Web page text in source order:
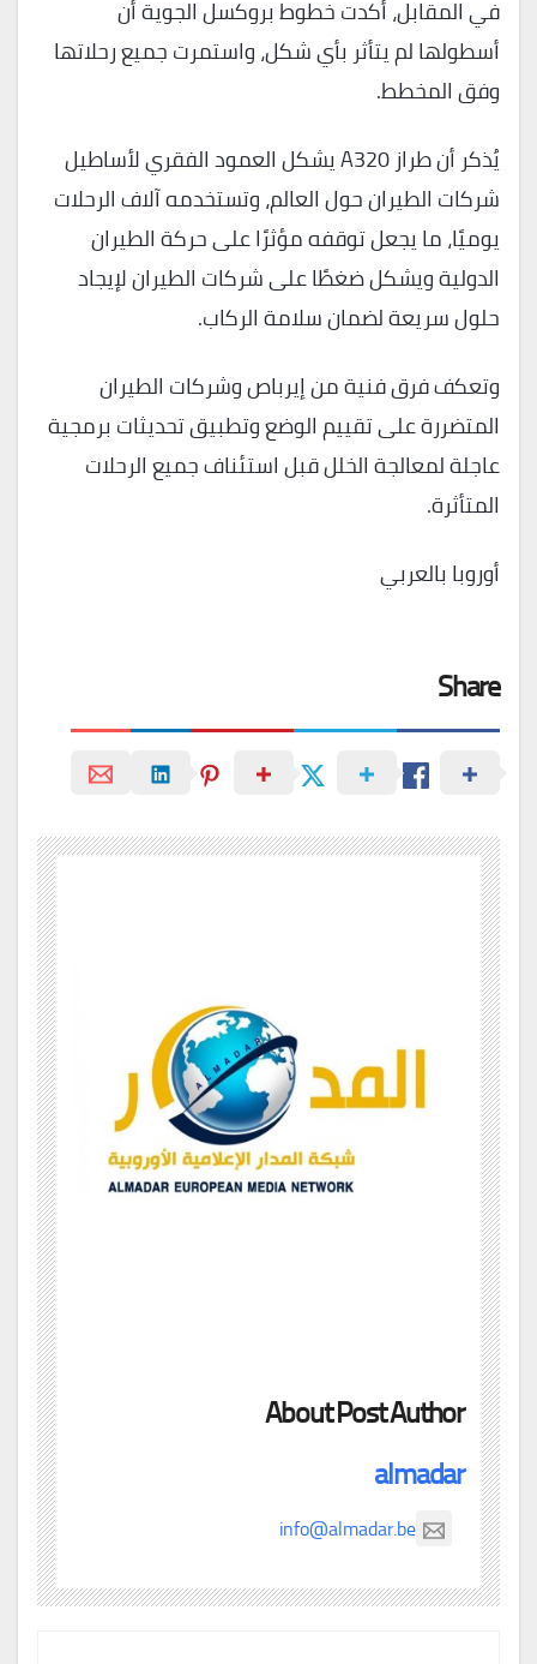
في المقابل، أكدت خطوط بروكسل الجوية أن
أسطولها لم يتأثر بأي شكل، واستمرت جميع رحلاتها
وفق المخطط.
يُذكر أن طراز A320 يشكل العمود الفقري لأساطيل
شركات الطيران حول العالم، وتستخدمه آلاف الرحلات
يوميًا، ما يجعل توقفه مؤثرًا على حركة الطيران
الدولية ويشكل ضغطًا على شركات الطيران لإيجاد
حلول سريعة لضمان سلامة الركاب.
وتعكف فرق فنية من إيرباص وشركات الطيران
المتضررة على تقييم الوضع وتطبيق تحديثات برمجية
عاجلة لمعالجة الخلل قبل استئناف جميع الرحلات
المتأثرة.
أوروبا بالعربي
Share
About Post Author
almadar
info@almadar.be